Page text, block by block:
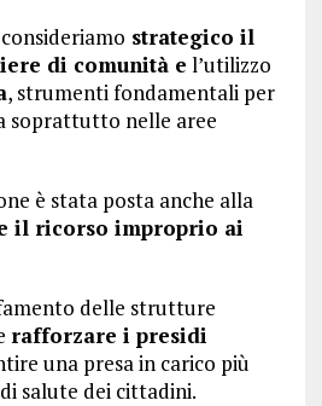
strategico il
di comunità e l’utilizzo
, strumenti fondamentali per
soprattutto nelle aree
è stata posta anche alla
il ricorso improprio ai
delle strutture
rafforzare i presidi
una presa in carico più
salute dei cittadini.